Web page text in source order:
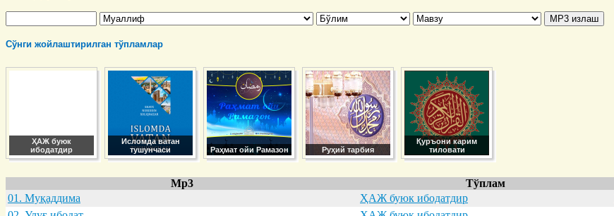
Сўнги жойлаштирилган тўпламлар
ҲАЖ буюк
ибодатдир
Исломда ватан
тушунчаси
Раҳмат ойи Рамазон Руҳий тарбия
Қуръони карим
тиловати
Mp3 Тўплам
01. Муқaддимa
ҲАЖ буюк ибодатдир